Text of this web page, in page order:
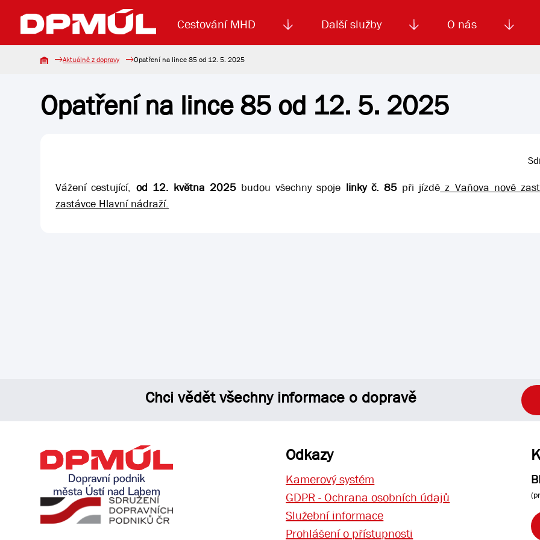
Cestování MHD
Uzavření mostu Dr. E. Beneše Koupit jízdenku Jízdné MHD El. jízdenka (EOS)
Další služby
Lanová dráha Reklama Smluvní doprava Autoškola
O nás
Základní údaje Aktuality Výběrová řízení Kariéra
Aktuálně z dopravy Opatření na lince 85 od 12. 5. 2025
Opatření na lince 85 od 12. 5. 2025
Vážení cestující, od 12. května 2025budou všechny spoje linky č. 85při jízdě z Vaňova nově
zastávce Hlavní nádraží.
Chci vědět všechny informace o dopravě
Odkazy
Kamerový systém
GDPR - Ochrana osobních údajů
Služební informace
Prohlášení o přístupnosti